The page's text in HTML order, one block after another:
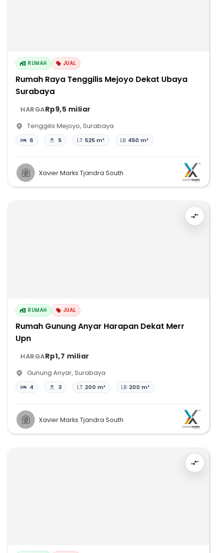
RUMAH JUAL
Rumah Raya Tenggilis Mejoyo Dekat Ubaya
Surabaya
HARGARp9,5 miliar
Tenggilis Mejoyo, Surabaya
6 5 LT: 525 m² LB: 450 m²
Xavier Marks Tjandra South
RUMAH JUAL
Rumah Gunung Anyar Harapan Dekat Merr
Upn
HARGARp1,7 miliar
Gunung Anyar, Surabaya
4 3 LT: 200 m² LB: 200 m²
Xavier Marks Tjandra South